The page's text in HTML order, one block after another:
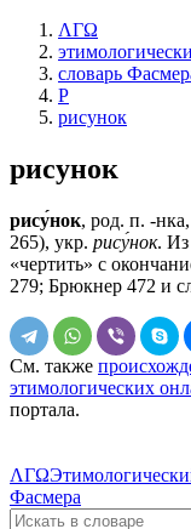
ΛΓΩ
словарь
Р
рисунок
рисунок
рису́нок, род. п. -
265), укр. рису́нок. Из
«чертить» с
279; Брюкнер 472 и
См. также
этимологических
портала.
ΛΓΩ
Фасмера